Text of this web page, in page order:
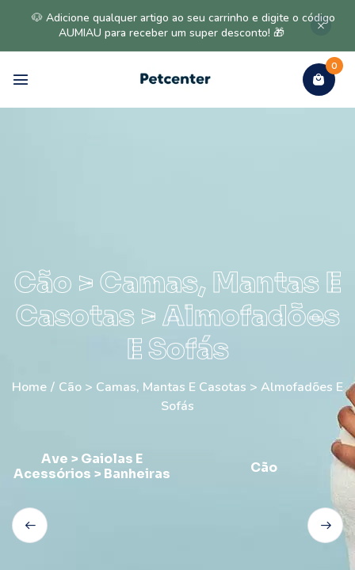
🐶 Adicione qualquer artigo ao seu carrinho e digite o código
AUMIAU para receber um super desconto! 🎁
0
Cão > Camas, Mantas E
Casotas > Almofadões
E Sofás
Home / Cão > Camas, Mantas E Casotas > Almofadões E
Sofás
Ave > Gaiolas E
Acessórios > Banheiras
Cão